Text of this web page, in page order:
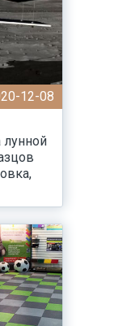
12-08
лунной